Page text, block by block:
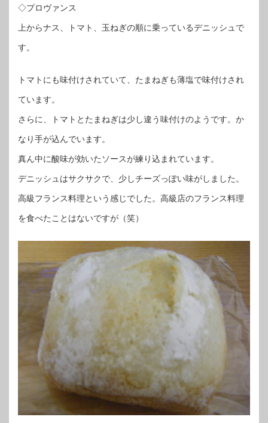
◇プロヴァンス
上からナス、トマト、玉ねぎの順に乗っているデニッシュで
す。
トマトにも味付けされていて、たまねぎも薄塩で味付けされ
ています。
さらに、トマトとたまねぎは少し違う味付けのようです。か
なり手が込んでいます。
真ん中に酸味が効いたソースが練り込まれています。
デニッシュはサクサクで、少しチーズっぽい味がしました。
高級フランス料理という感じでした。高級店のフランス料理
を食べたことはないですが（笑）